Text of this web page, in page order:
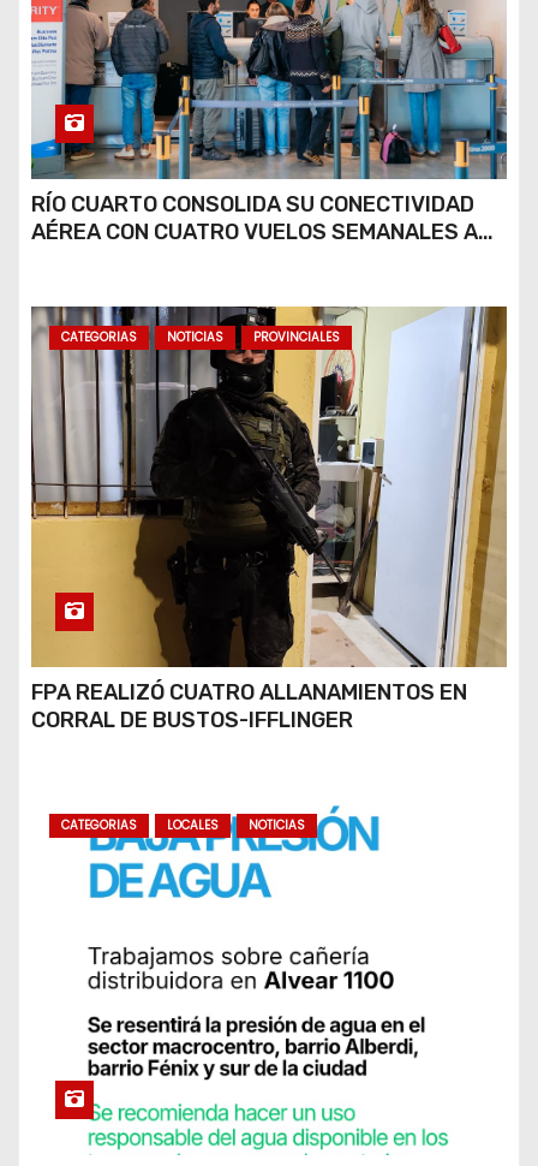
RÍO CUARTO CONSOLIDA SU CONECTIVIDAD
AÉREA CON CUATRO VUELOS SEMANALES A
CATEGORIAS NOTICIAS PROVINCIALES
FPA REALIZÓ CUATRO ALLANAMIENTOS EN
CORRAL DE BUSTOS-IFFLINGER
CATEGORIAS LOCALES NOTICIAS